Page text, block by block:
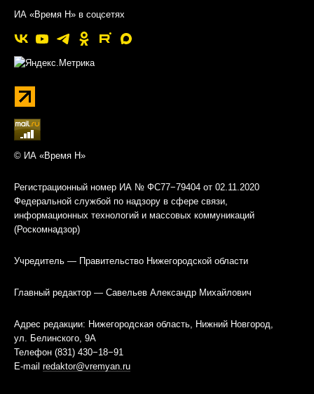
ИА «Время Н» в соцсетях
© ИА «Время Н»
Регистрационный номер ИА № ФС77−79404 от 02.11.2020
Федеральной службой по надзору в сфере связи,
информационных технологий и массовых коммуникаций
(Роскомнадзор)
Учредитель — Правительство Нижегородской области
Главный редактор — Савельев Александр Михайлович
Адрес редакции: Нижегородская область, Нижний Новгород,
ул. Белинского, 9А
Телефон (831) 430−18−91
E-mail redaktor@vremyan.ru